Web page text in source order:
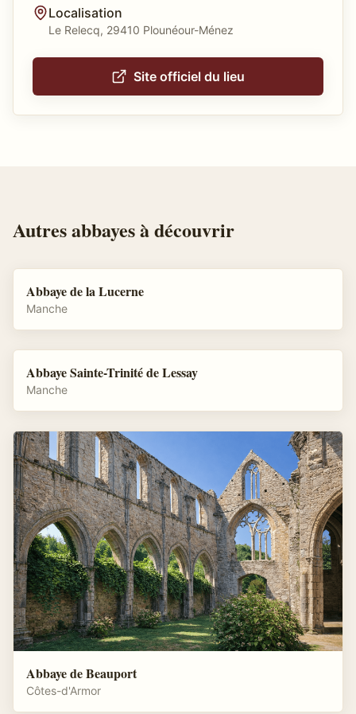
Localisation
Le Relecq, 29410 Plounéour-Ménez
Site officiel du lieu
Autresabbayesà découvrir
Abbaye de la Lucerne
Manche
Abbaye Sainte-Trinité de Lessay
Manche
Abbaye de Beauport
Côtes-d'Armor